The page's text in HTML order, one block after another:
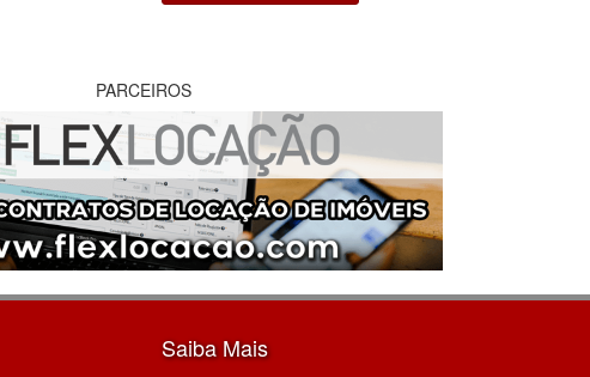
PARCEIROS
Saiba Mais